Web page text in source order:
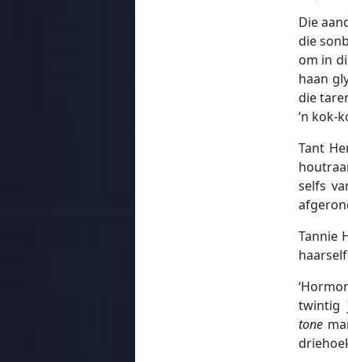
Die
die
om in
haan
die
‘n kok-
Tant
selfs
Tannie
twintig
tone